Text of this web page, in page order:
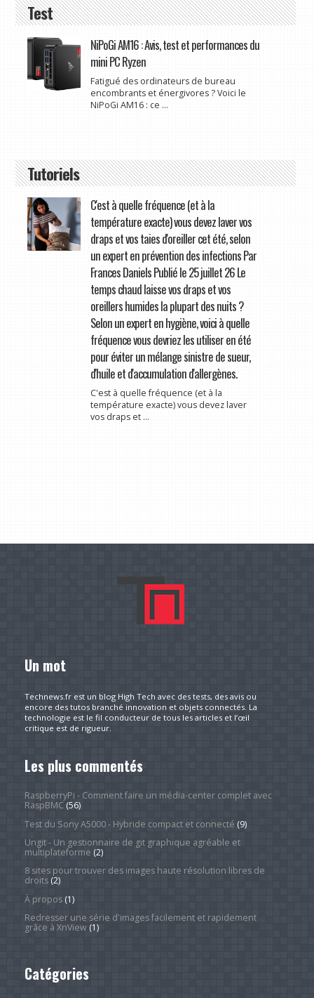
Test
NiPoGi AM16 : Avis, test et performances du
mini PC Ryzen
Fatigué des ordinateurs de bureau
encombrants et énergivores ? Voici le
NiPoGi AM16 : ce ...
Tutoriels
C'est à quelle fréquence (et à la
température exacte) vous devez laver vos
draps et vos taies d'oreiller cet été, selon
un expert en prévention des infections Par
Frances Daniels Publié le 25 juillet 26 Le
temps chaud laisse vos draps et vos
oreillers humides la plupart des nuits ?
Selon un expert en hygiène, voici à quelle
fréquence vous devriez les utiliser en été
pour éviter un mélange sinistre de sueur,
d'huile et d'accumulation d'allergènes.
C'est à quelle fréquence (et à la
température exacte) vous devez laver
vos draps et ...
Un mot
Technews.fr est un blog High Tech avec des tests, des avis ou
encore des tutos branché innovation et objets connectés. La
technologie est le fil conducteur de tous les articles et l’œil
critique est de rigueur.
Les plus commentés
RaspberryPi - Comment faire un média-center complet avec
RaspBMC(56)
Test du Sony A5000 - Hybride compact et connecté (9)
Ungit - Un gestionnaire de git graphique agréable et
multiplateforme (2)
8 sites pour trouver des images haute résolution libres de
droits(2)
À propos(1)
Redresser une série d'images facilement et rapidement
grâce à XnView(1)
Catégories